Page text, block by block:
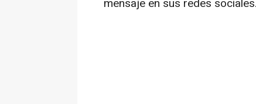
mensaje en sus redes sociales.